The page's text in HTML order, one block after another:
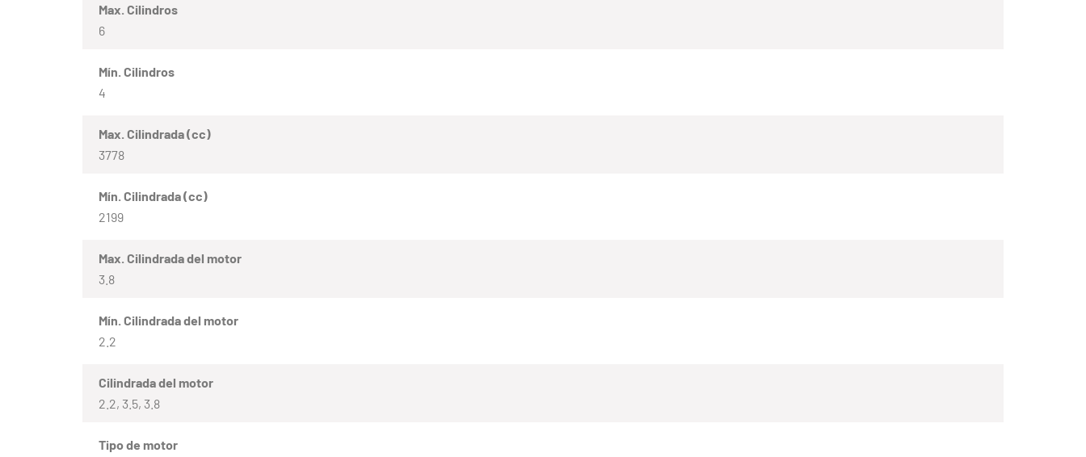
Max. Cilindros
6
Mín. Cilindros
4
Max. Cilindrada (cc)
3778
Mín. Cilindrada (cc)
2199
Max. Cilindrada del motor
3.8
Mín. Cilindrada del motor
2.2
Cilindrada del motor
2.2, 3.5, 3.8
Tipo de motor